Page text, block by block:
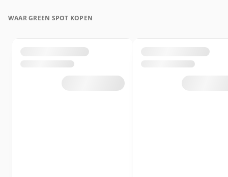
WAAR GREEN SPOT KOPEN